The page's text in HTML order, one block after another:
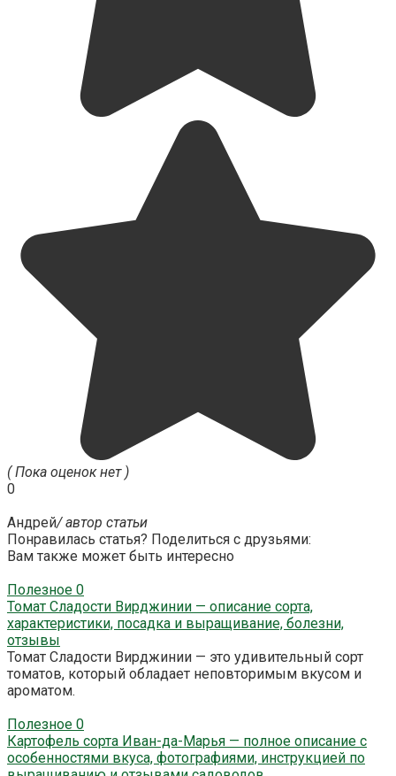
( Пока оценок нет )
0
Андрей/ автор статьи
Понравилась статья? Поделиться с друзьями:
Вам также может быть интересно
Полезное 0
Томат Сладости Вирджинии — описание сорта,
характеристики, посадка и выращивание, болезни,
отзывы
Томат Сладости Вирджинии — это удивительный сорт
томатов, который обладает неповторимым вкусом и
ароматом.
Полезное 0
Картофель сорта Иван-да-Марья — полное описание с
особенностями вкуса, фотографиями, инструкцией по